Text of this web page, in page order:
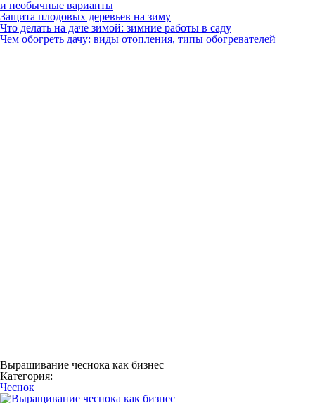
и необычные варианты
Защита плодовых деревьев на зиму
Что делать на даче зимой: зимние работы в саду
Чем обогреть дачу: виды отопления, типы обогревателей
Выращивание чеснока как бизнес
Категория:
Чеснок